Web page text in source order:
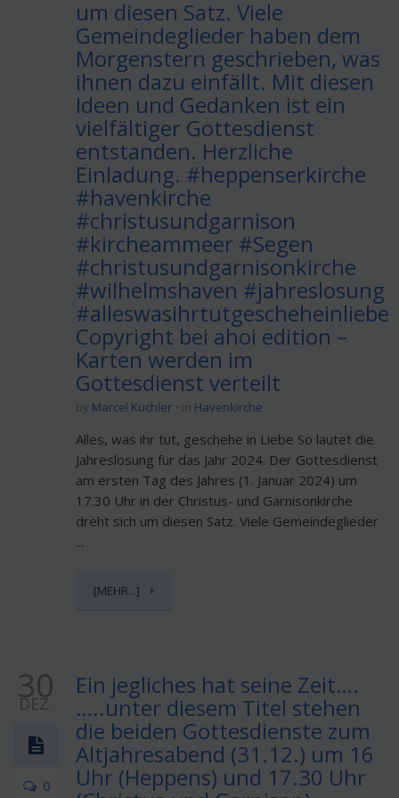
um diesen Satz. Viele
Gemeindeglieder haben dem
Morgenstern geschrieben, was
ihnen dazu einfällt. Mit diesen
Ideen und Gedanken ist ein
vielfältiger Gottesdienst
entstanden. Herzliche
Einladung. #heppenserkirche
#havenkirche
#christusundgarnison
#kircheammeer #Segen
#christusundgarnisonkirche
#wilhelmshaven #jahreslosung
#alleswasihrtutgescheheinliebe
Copyright bei ahoi edition –
Karten werden im
Gottesdienst verteilt
by Marcel Kuchler in Havenkirche
Alles, was ihr tut, geschehe in Liebe So lautet die
Jahreslosung für das Jahr 2024. Der Gottesdienst
am ersten Tag des Jahres (1. Januar 2024) um
17.30 Uhr in der Christus- und Garnisonkirche
dreht sich um diesen Satz. Viele Gemeindeglieder
...
[MEHR...]
30
DEZ.
0
Ein jegliches hat seine Zeit….
…..unter diesem Titel stehen
die beiden Gottesdienste zum
Altjahresabend (31.12.) um 16
Uhr (Heppens) und 17.30 Uhr